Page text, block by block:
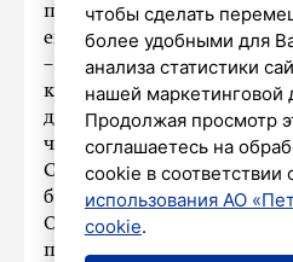
послевоенных годах,
его. Борис Левин-Коган
– в детстве переболел
как он сам говорил,
двойной, редкой для
что его звали
Союза». Он был
бойца, бившегося за
Одну из травм он
пришедшей на
чтобы сделать
более удобными для
анализа статистики
нашей маркетинговой
Продолжая просмотр
соглашаетесь на
cookie в соответствии
использования АО
cookie.